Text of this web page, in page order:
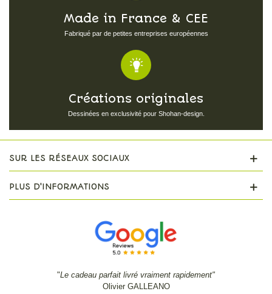
Made in France & CEE
Fabriqué par de petites entreprises européennes
Créations originales
Dessinées en exclusivité pour Shohan-design.
SUR LES RÉSEAUX SOCIAUX
PLUS D'INFORMATIONS
"Le cadeau parfait livré vraiment rapidement"
Olivier GALLEANO